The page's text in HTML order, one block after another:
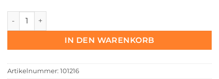
5 Meter Anschlusskabel Field Connector BC05 auf
IN DEN WARENKORB
Artikelnummer: 101216